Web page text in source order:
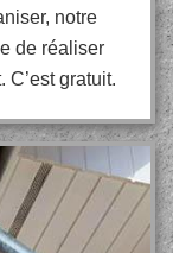
notre
de réaliser
gratuit.